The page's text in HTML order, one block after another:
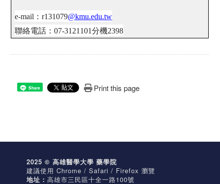
e-mail ：r131079@kmu.edu.tw
聯絡電話：07-3121101分機2398
Share Print this page
2025 © 高雄醫學大學 藥學院
建議使用 Chrome / Safari / Firefox 瀏覽
地址： 高雄市三民區十全一路100號